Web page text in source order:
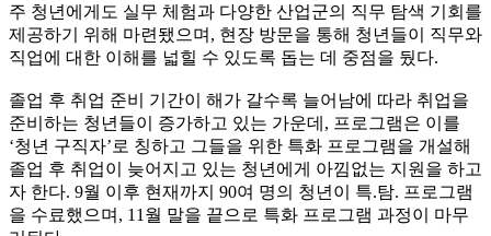
주 청년에게도 실무 체험과 다양한 산업군의 직무 탐색 기회를
제공하기 위해 마련됐으며, 현장 방문을 통해 청년들이 직무와
직업에 대한 이해를 넓힐 수 있도록 돕는 데 중점을 뒀다.
졸업 후 취업 준비 기간이 해가 갈수록 늘어남에 따라 취업을
준비하는 청년들이 증가하고 있는 가운데, 프로그램은 이를
‘청년 구직자’로 칭하고 그들을 위한 특화 프로그램을 개설해
졸업 후 취업이 늦어지고 있는 청년에게 아낌없는 지원을 하고
자 한다. 9월 이후 현재까지 90여 명의 청년이 특.탐. 프로그램
을 수료했으며, 11월 말을 끝으로 특화 프로그램 과정이 마무